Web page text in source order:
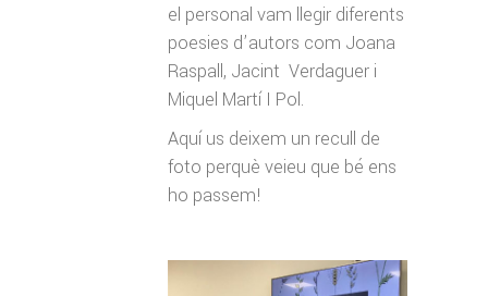
el personal vam llegir diferents
poesies d’autors com Joana
Raspall, Jacint Verdaguer i
Miquel Martí I Pol.
Aquí us deixem un recull de
foto perquè veieu que bé ens
ho passem!